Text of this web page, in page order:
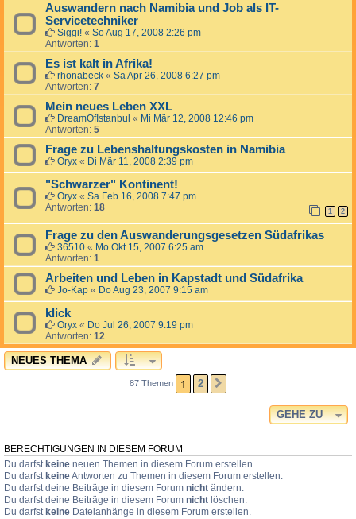
Auswandern nach Namibia und Job als IT-
Servicetechniker
Siggi! « So Aug 17, 2008 2:26 pm
Antworten: 1
Es ist kalt in Afrika!
rhonabeck « Sa Apr 26, 2008 6:27 pm
Antworten: 7
Mein neues Leben XXL
DreamOfIstanbul « Mi Mär 12, 2008 12:46 pm
Antworten: 5
Frage zu Lebenshaltungskosten in Namibia
Oryx « Di Mär 11, 2008 2:39 pm
"Schwarzer" Kontinent!
Oryx « Sa Feb 16, 2008 7:47 pm
Antworten: 18 1 2
Frage zu den Auswanderungsgesetzen Südafrikas
36510 « Mo Okt 15, 2007 6:25 am
Antworten: 1
Arbeiten und Leben in Kapstadt und Südafrika
Jo-Kap « Do Aug 23, 2007 9:15 am
klick
Oryx « Do Jul 26, 2007 9:19 pm
Antworten: 12
NEUES THEMA
87 Themen 1 2
GEHE ZU
BERECHTIGUNGEN IN DIESEM FORUM
Du darfst keine neuen Themen in diesem Forum erstellen.
Du darfst keineAntworten zu Themen in diesem Forum erstellen.
Du darfst deine Beiträge in diesem Forum nicht ändern.
Du darfst deine Beiträge in diesem Forum nicht löschen.
Du darfst keine Dateianhänge in diesem Forum erstellen.